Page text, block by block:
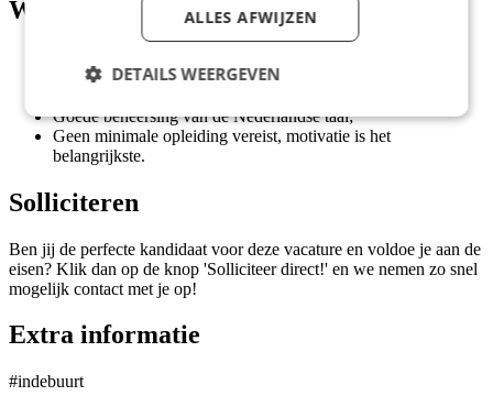
Wat wij vragen
zelfstandig te werken;
Goede beheersing van de Nederlandse taal;
Geen minimale opleiding vereist, motivatie is het
belangrijkste.
Solliciteren
Ben jij de perfecte kandidaat voor deze vacature en voldoe je aan de
eisen? Klik dan op de knop 'Solliciteer direct!' en we nemen zo snel
mogelijk contact met je op!
Extra informatie
#indebuurt
ALLES AFWIJZEN
DETAILS WEERGEVEN